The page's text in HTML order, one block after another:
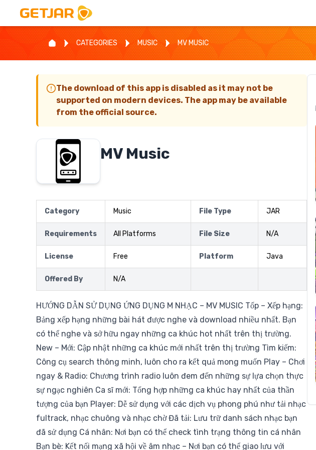
CATEGORIES MUSIC MV MUSIC
The download of this app is disabled as it may not be
supported on modern devices. The app may be available
from the official source.
MV Music
Category Music File Type JAR
Requirements All Platforms File Size N/A
License Free Platform Java
Offered By N/A
HƯỚNG DẪN SỬ DỤNG ỨNG DỤNG M NHẠC – MV MUSIC Tốp – Xếp hạng:
Bảng xếp hạng những bài hát được nghe và download nhiều nhất. Bạn
có thể nghe và sở hữu ngay những ca khúc hot nhất trên thị trường.
New – Mới: Cập nhật những ca khúc mới nhất trên thị trường Tìm kiếm:
Công cụ search thông minh, luôn cho ra kết quả mong muốn Play – Chơi
ngay & Radio: Chương trình radio luôn đem đến những sự lựa chọn thực
sự ngạc nghiên Ca sĩ mới: Tổng hợp những ca khúc hay nhất của thần
tượng của bạn Player: Dễ sử dụng với các dịch vụ phong phú như tải nhạc
fultrack, nhạc chuông và nhạc chờ Đã tải: Lưu trữ danh sách nhạc bạn
đã sử dụng Cá nhân: Nơi bạn có thể check tình trạng thông tin cá nhân
Bạn bè: Kết nối mạng xã hội về âm nhạc – Nơi bạn có thể giao lưu với